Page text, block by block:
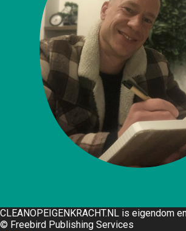
CLEANOPEIGENKRACHT.NL is eigendom
© Freebird Publishing Services